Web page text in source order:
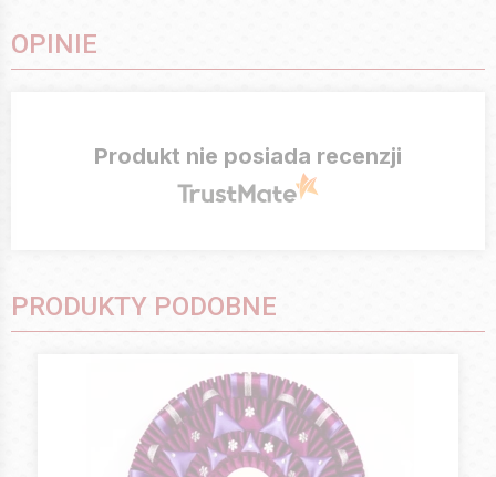
OPINIE
Produkt nie posiada recenzji
PRODUKTY PODOBNE